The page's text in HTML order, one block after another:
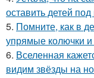
оставить детей
5. Помните, как в
упрямые колючки
6. Вселенная
видим звёзды на